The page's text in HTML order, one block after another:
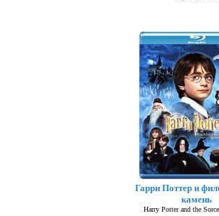
Гарри Поттер и
камень
Harry Potter and the